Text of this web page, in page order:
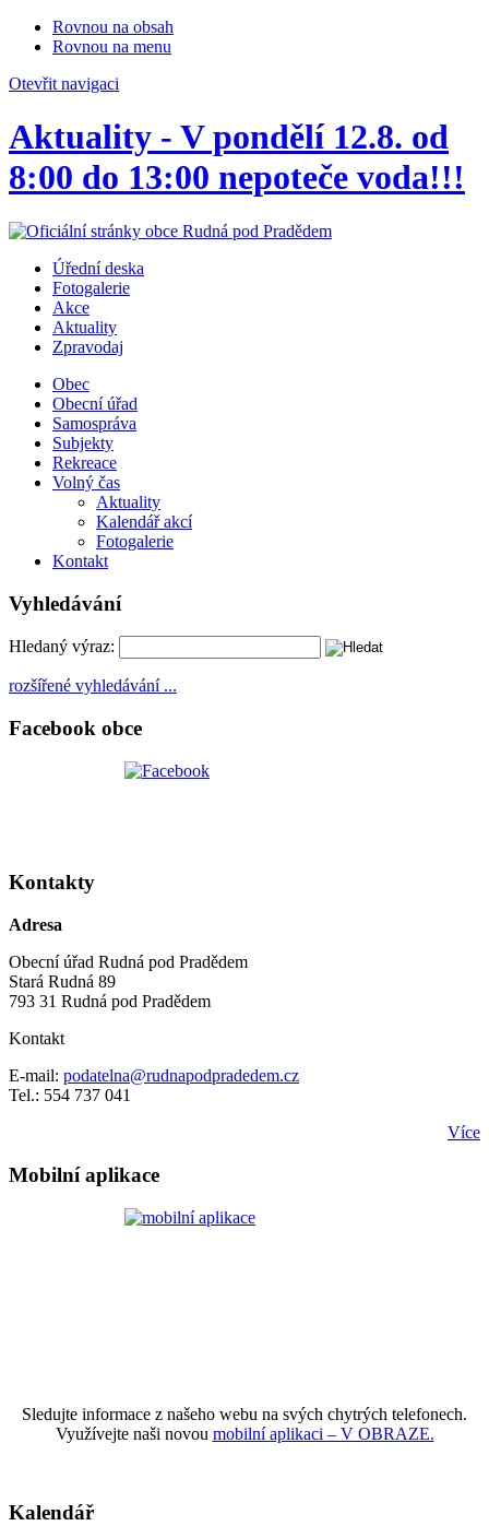
Rovnou na obsah
Rovnou na menu
Otevřit navigaci
Aktuality - V pondělí 12.8. od
8:00 do 13:00 nepoteče voda!!!
Úřední deska
Fotogalerie
Akce
Aktuality
Zpravodaj
Obec
Obecní úřad
Samospráva
Subjekty
Rekreace
Volný čas
Aktuality
Kalendář akcí
Fotogalerie
Kontakt
Vyhledávání
Hledaný výraz:
rozšířené vyhledávání ...
Facebook obce
Kontakty
Adresa
Obecní úřad Rudná pod Pradědem
Stará Rudná 89
793 31 Rudná pod Pradědem
Kontakt
E-mail: podatelna@rudnapodpradedem.cz
Tel.: 554 737 041
Více
Mobilní aplikace
Sledujte informace z našeho webu na svých chytrých telefonech.
Využívejte naši novou mobilní aplikaci – V OBRAZE.
Kalendář